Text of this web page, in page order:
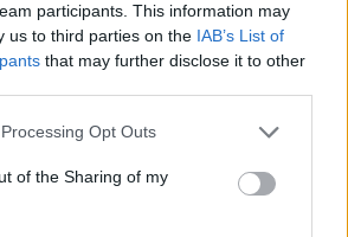
participants. This information may
us to third parties on the IAB’s List of
that may further disclose it to other
Opt Outs
of the Sharing of my